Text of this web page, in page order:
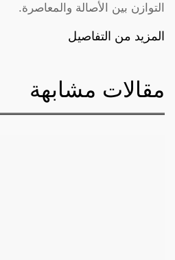
التوازن بين الأصالة والمعاصرة.
المزيد من التفاصيل
مقالات مشابهة